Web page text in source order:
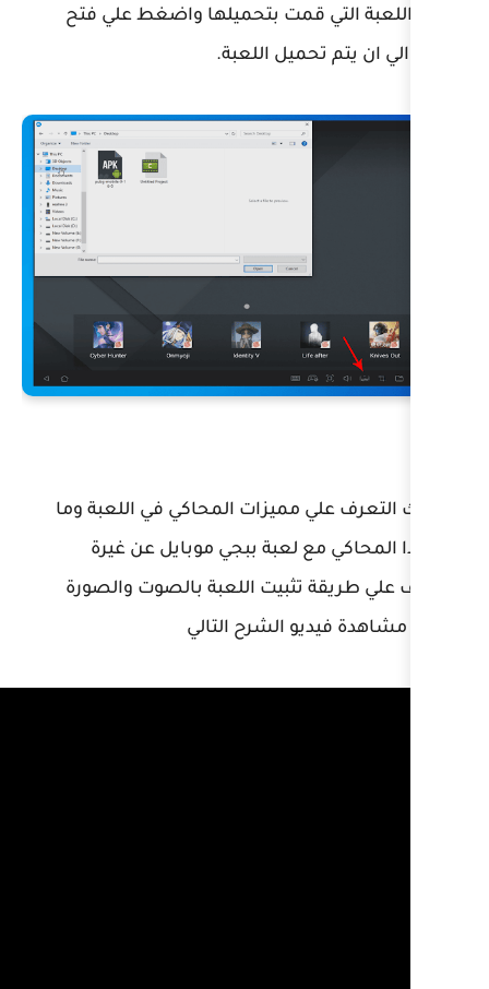
قمت بتحميلها واضغط علي فتح
اللعبة.
المحاكي في اللعبة وما
ببجي موبايل عن غيرة
اللعبة بالصوت والصورة
التالي